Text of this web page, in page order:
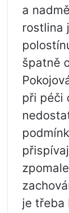
a
rostlina
špatně
při péči
je třeba